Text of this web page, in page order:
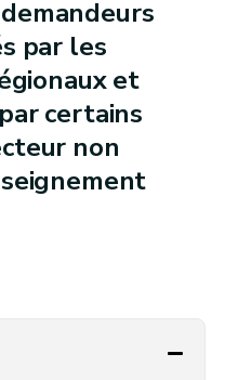
par les
et
certains
non